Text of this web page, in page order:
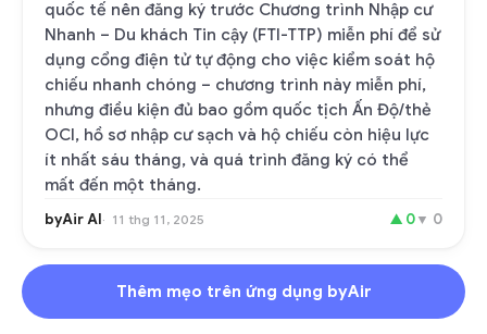
quốc tế nên đăng ký trước Chương trình Nhập cư
Nhanh – Du khách Tin cậy (FTI-TTP) miễn phí để sử
dụng cổng điện tử tự động cho việc kiểm soát hộ
chiếu nhanh chóng – chương trình này miễn phí,
nhưng điều kiện đủ bao gồm quốc tịch Ấn Độ/thẻ
OCI, hồ sơ nhập cư sạch và hộ chiếu còn hiệu lực
ít nhất sáu tháng, và quá trình đăng ký có thể
mất đến một tháng.
byAir AI 11 thg 11, 2025 ▲ 0▼ 0
Thêm mẹo trên ứng dụng byAir